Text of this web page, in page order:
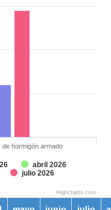
abril 2026
julio 2026
hormigón armado
Highcharts.com